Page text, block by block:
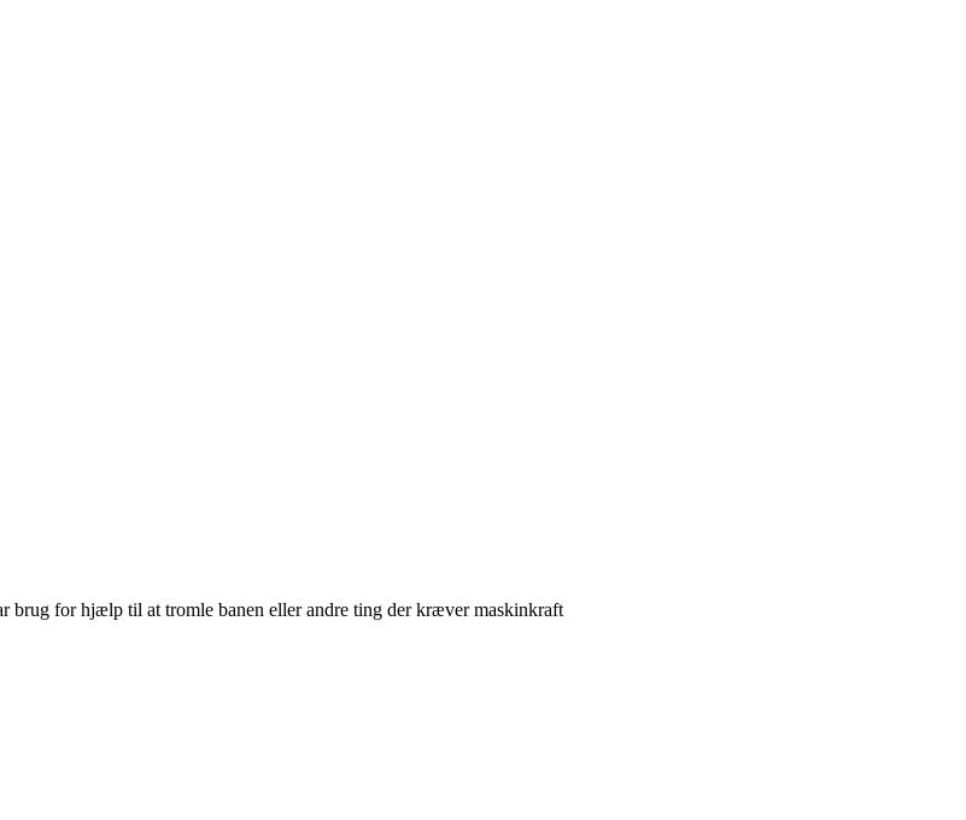
brug for hjælp til at tromle banen eller andre ting der kræver maskinkraft